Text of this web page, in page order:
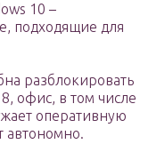
10 –
подходящие для
разблокировать
офис, в том числе
оперативную
автономно.